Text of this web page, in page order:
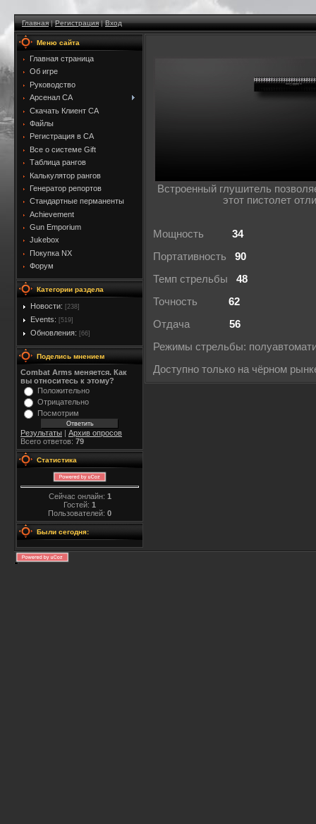
Главная|Регистрация|Вход
Меню сайта
Главная страница
Об игре
Руководство
Арсенал CA
Скачать Клиент CA
Файлы
Регистрация в CA
Все о системе Gift
Таблица рангов
Калькулятор рангов
Генератор репортов
Стандартные перманенты
Achievement
Gun Emporium
Jukebox
Покупка NX
Форум
Категории раздела
Новости: [238]
Events: [519]
Обновления: [66]
Поделись мнением
Combat Arms меняется. Как
вы относитесь к этому?
Положительно
Отрицательно
Посмотрим
Результаты | Архив опросов
Всего ответов: 79
Статистика
Сейчас онлайн: 1
Гостей: 1
Пользователей: 0
Были сегодня:
Встроенный глушитель
этот пистолет
Мощность 34
Портативность 90
Темп стрельбы 48
Точность 62
Отдача 56
Режимы стрельбы:
Доступно только на чёрном